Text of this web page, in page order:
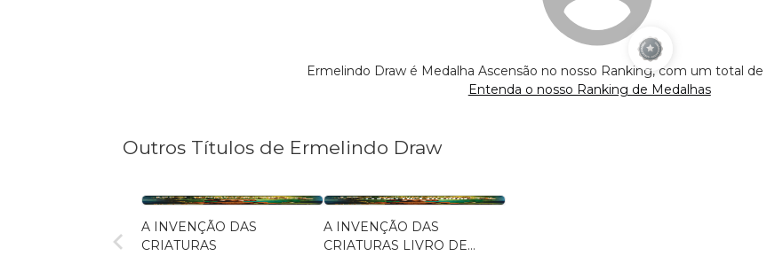
Ermelindo Draw é Medalha Ascensão no nosso Ranking, com um total de
Entenda o nosso Ranking de Medalhas
Outros Títulos de Ermelindo Draw
A INVENÇÃO DAS
CRIATURAS
A INVENÇÃO DAS
CRIATURAS LIVRO DE